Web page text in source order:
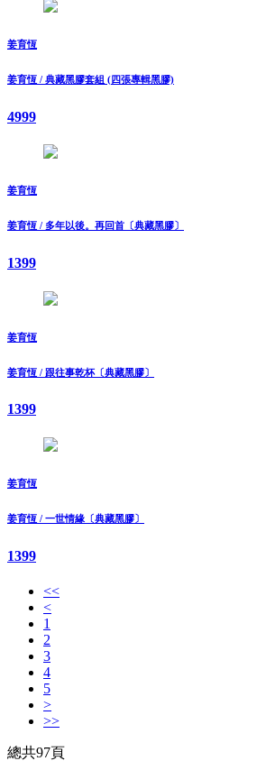
姜育恆
姜育恆 / 典藏黑膠套組 (四張專輯黑膠)
4999
姜育恆
姜育恆 / 多年以後。再回首〔典藏黑膠〕
1399
姜育恆
姜育恆 / 跟往事乾杯〔典藏黑膠〕
1399
姜育恆
姜育恆 / 一世情緣〔典藏黑膠〕
1399
<<
<
1
2
3
4
5
>
>>
總共97頁